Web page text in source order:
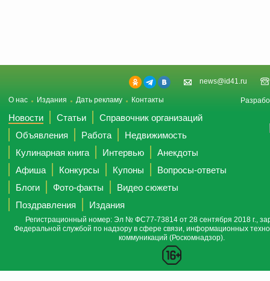
news@id41.ru
О нас Издания Дать рекламу Контакты
Новости Статьи
Справочник организаций
Объявления
Работа
Недвижимость
Кулинарная книга
Интервью
Анекдоты
Афиша
Конкурсы Купоны
Вопросы-ответы
Блоги
Фото-факты
Видео сюжеты
Поздравления
Издания
Регистрационный номер: Эл № ФС77-73814 от 28 сентября 2018 г.,
Федеральной службой по надзору в сфере связи, информационных
коммуникаций (Роскомнадзор).